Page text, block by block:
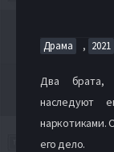
Драма , 2021
Два брата,
наследуют
наркотиками.
его дело.